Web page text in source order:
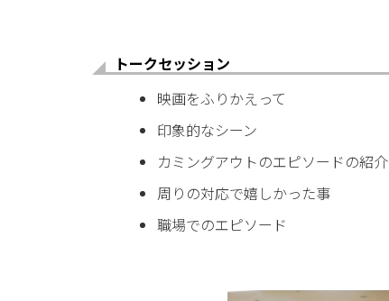
トークセッション
映画をふりかえって
印象的なシーン
カミングアウトのエピソードの紹介
周りの対応で嬉しかった事
職場でのエピソード